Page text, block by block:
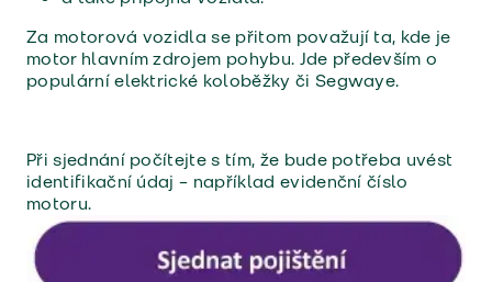
Za motorová vozidla se přitom považují ta, kde je
motor hlavním zdrojem pohybu. Jde především o
populární elektrické koloběžky či Segwaye.
Při sjednání počítejte s tím, že bude potřeba uvést
identifikační údaj – například evidenční číslo
motoru.